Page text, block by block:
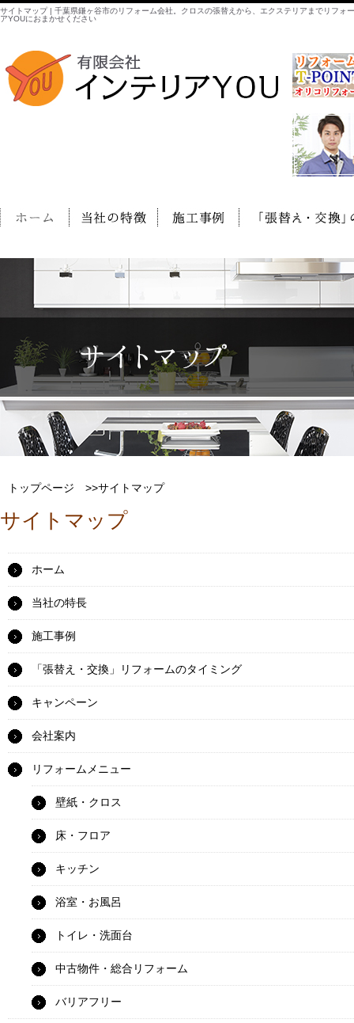
サイトマップ | 千葉県鎌ヶ谷市のリフォーム会社。クロスの張替えから、エクステリアまでリフォ
アYOUにおまかせください
トップページ >>サイトマップ
サイトマップ
ホーム
当社の特長
施工事例
「張替え・交換」リフォームのタイミング
キャンペーン
会社案内
リフォームメニュー
壁紙・クロス
床・フロア
キッチン
浴室・お風呂
トイレ・洗面台
中古物件・総合リフォーム
バリアフリー